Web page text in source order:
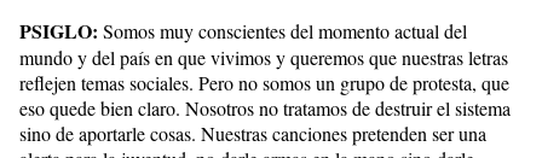
PSIGLO: Somos muy conscientes del momento actual del
mundo y del país en que vivimos y queremos que nuestras letras
reflejen temas sociales. Pero no somos un grupo de protesta, que
eso quede bien claro. Nosotros no tratamos de destruir el sistema
sino de aportarle cosas. Nuestras canciones pretenden ser una